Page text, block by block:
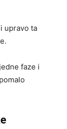
upravo ta
faze i